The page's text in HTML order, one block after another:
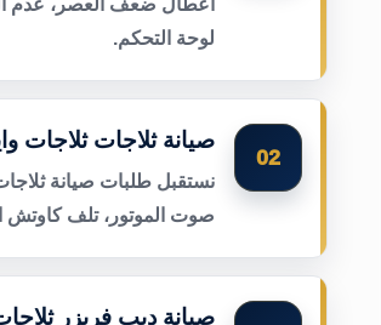
لوحة التحكم.
02
صيانة ثلاجات ثلاجات
نستقبل طلبات صيانة
صوت الموتور، تلف كاوتش
صيانة ديب فريزر